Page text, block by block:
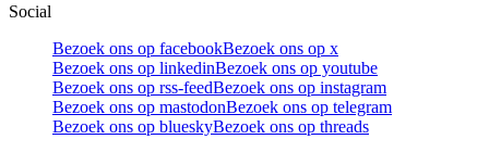
Social
Bezoek ons op facebookBezoek ons op x
Bezoek ons op linkedinBezoek ons op youtube
Bezoek ons op rss-feedBezoek ons op instagram
Bezoek ons op mastodonBezoek ons op telegram
Bezoek ons op blueskyBezoek ons op threads